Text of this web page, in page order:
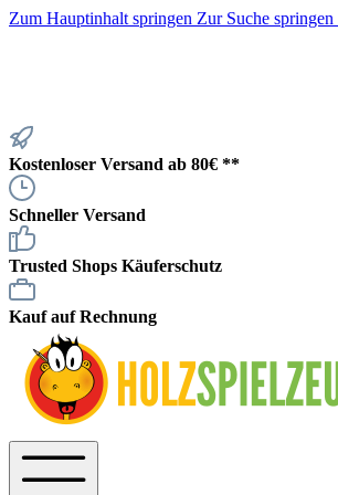
Zum Hauptinhalt springen Zur Suche springen
Kostenloser Versand ab 80€ **
Schneller Versand
Trusted Shops Käuferschutz
Kauf auf Rechnung